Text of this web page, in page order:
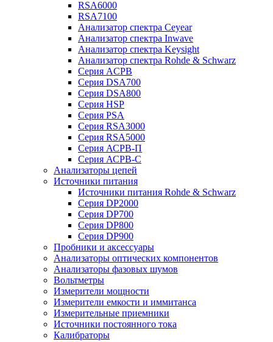
RSA6000
RSA7100
Анализатор спектра Ceyear
Анализатор спектра Inwave
Анализатор спектра Keysight
Анализатор спектра Rohde & Schwarz
Серия ACPB
Серия DSA700
Серия DSA800
Серия HSP
Серия PSA
Серия RSA3000
Серия RSA5000
Серия АСРВ-П
Серия АСРВ-С
Анализаторы цепей
Источники питания
Источники питания Rohde & Schwarz
Серия DP2000
Серия DP700
Серия DP800
Серия DP900
Пробники и аксессуары
Анализаторы оптических компонентов
Анализаторы фазовых шумов
Вольтметры
Измерители мощности
Измерители емкости и иммитанса
Измерительные приемники
Источники постоянного тока
Калибраторы